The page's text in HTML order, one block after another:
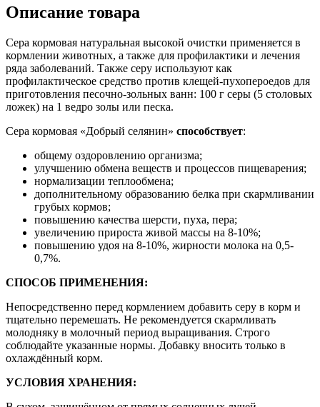
Описание товара
Сера кормовая натуральная высокой очистки применяется в
кормлении животных, а также для профилактики и лечения
ряда заболеваний. Также серу используют как
профилактическое средство против клещей-пухопероедов для
приготовления песочно-зольных ванн: 100 г серы (5 столовых
ложек) на 1 ведро золы или песка.
Сера кормовая «Добрый селянин» способствует:
общему оздоровлению организма;
улучшению обмена веществ и процессов пищеварения;
нормализации теплообмена;
дополнительному образованию белка при скармливании
грубых кормов;
повышению качества шерсти, пуха, пера;
увеличению прироста живой массы на 8-10%;
повышению удоя на 8-10%, жирности молока на 0,5-
0,7%.
СПОСОБ ПРИМЕНЕНИЯ:
Непосредственно перед кормлением добавить серу в корм и
тщательно перемешать. Не рекомендуется скармливать
молодняку в молочный период выращивания. Строго
соблюдайте указанные нормы. Добавку вносить только в
охлаждённый корм.
УСЛОВИЯ ХРАНЕНИЯ: